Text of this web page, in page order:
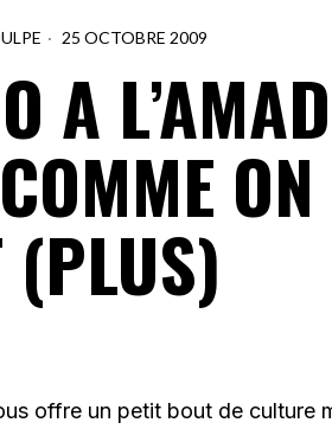
25 OCTOBRE 2009
A
ON
(PLUS)
offre un petit bout de culture